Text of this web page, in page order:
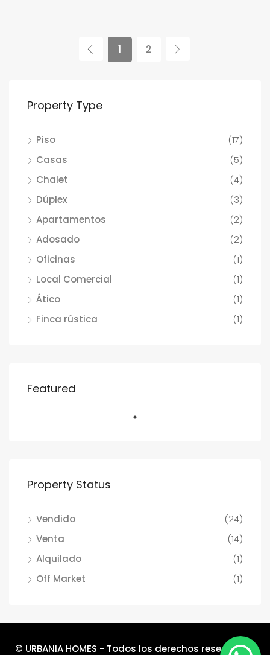
1 2
Property Type
Piso
(17)
Casas
(5)
Chalet
(4)
Dúplex
(3)
Apartamentos
(2)
Adosado
(2)
Oficinas
(1)
Local Comercial
(1)
Ático
(1)
Finca rústica
(1)
Featured
Property Status
Vendido
(24)
Venta
(14)
Alquilado
(1)
Off Market
(1)
© URBANIA HOMES - Todos los derechos reservados